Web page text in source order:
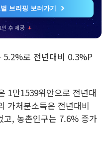
브리핑 보러가기
인 후 제공 +
5.2%로 전년대비 0.3%P
1만1539위안으로 전년대
가처분소득은 전년대비
고, 농촌인구는 7.6% 증가